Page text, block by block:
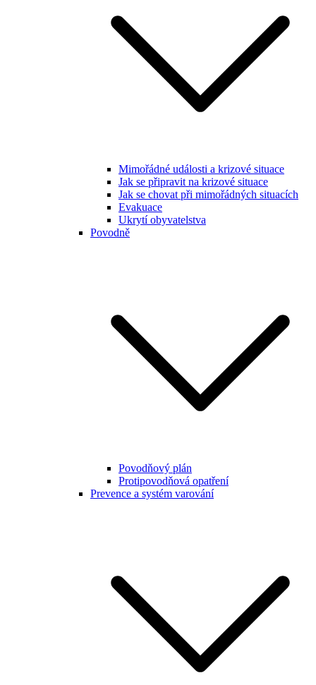
Mimořádné události a krizové situace
Jak se připravit na krizové situace
Jak se chovat při mimořádných situacích
Evakuace
Ukrytí obyvatelstva
Povodně
Povodňový plán
Protipovodňová opatření
Prevence a systém varování